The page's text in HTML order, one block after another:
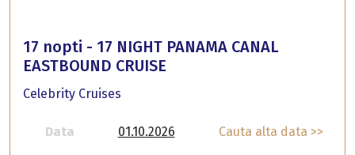
17 nopti - 17 NIGHT PANAMA CANAL
EASTBOUND CRUISE
Celebrity Cruises
Data 01.10.2026 Cauta alta data >>